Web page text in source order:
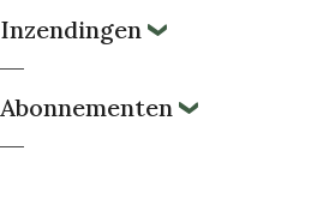
Inzendingen
Abonnementen